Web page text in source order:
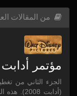
من المقالات
مؤتمر
الجزء الثاني من
(أدابت